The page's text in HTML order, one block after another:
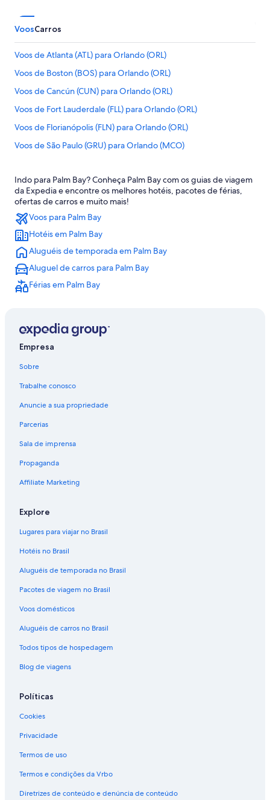
VoosCarros
Voos de Atlanta (ATL) para Orlando (ORL)
Voos de Boston (BOS) para Orlando (ORL)
Voos de Cancún (CUN) para Orlando (ORL)
Voos de Fort Lauderdale (FLL) para Orlando (ORL)
Voos de Florianópolis (FLN) para Orlando (ORL)
Voos de São Paulo (GRU) para Orlando (MCO)
Voos de Miami (MIA) para Orlando (ORL)
Voos de Nova York (NYC) para Orlando (ORL)
Voos de Belo Horizonte (PLU) para Orlando (ORL)
Voos de Porto Alegre (POA) para Orlando (ORL)
Voos de Recife (REC) para Orlando (ORL)
Voos de Rio de Janeiro (RIO) para Orlando (ORL)
Voos de São Paulo (SAO) para Orlando (ORL)
Voos de Campinas (VCP) para Orlando (ORL)
Indo para Palm Bay? Conheça Palm Bay com os guias de viagem
da Expedia e encontre os melhores hotéis, pacotes de férias,
ofertas de carros e muito mais!
Voos para Palm Bay
Hotéis em Palm Bay
Aluguéis de temporada em Palm Bay
Aluguel de carros para Palm Bay
Férias em Palm Bay
Empresa
Sobre
Trabalhe conosco
Anuncie a sua propriedade
Parcerias
Sala de imprensa
Propaganda
Affiliate Marketing
Explore
Lugares para viajar no Brasil
Hotéis no Brasil
Aluguéis de temporada no Brasil
Pacotes de viagem no Brasil
Voos domésticos
Aluguéis de carros no Brasil
Todos tipos de hospedagem
Blog de viagens
Políticas
Cookies
Privacidade
Termos de uso
Termos e condições da Vrbo
Diretrizes de conteúdo e denúncia de conteúdo